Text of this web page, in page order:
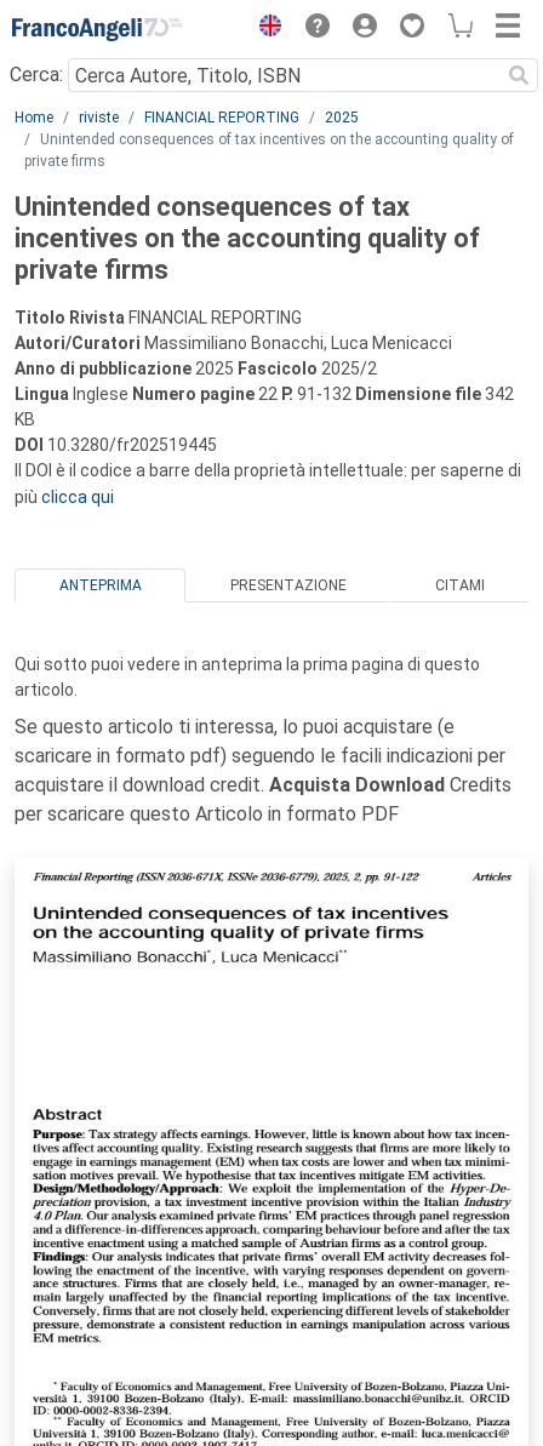
Menu
Cerca:
Main content
Home riviste FINANCIAL REPORTING
2025
Unintended consequences of tax incentives on the accounting quality of
private firms
Unintended consequences of tax
incentives on the accounting quality of
private firms
Titolo Rivista FINANCIAL REPORTING
Autori/Curatori Massimiliano Bonacchi, Luca Menicacci
Anno di pubblicazione 2025 Fascicolo 2025/2
Lingua Inglese Numero pagine 22 P. 91-132 Dimensione file 342
KB
DOI 10.3280/fr202519445
Il DOI è il codice a barre della proprietà intellettuale: per saperne di
più clicca qui
ANTEPRIMA PRESENTAZIONE CITAMI
Qui sotto puoi vedere in anteprima la prima pagina di questo
articolo.
Se questo articolo ti interessa, lo puoi acquistare (e
scaricare in formato pdf) seguendo le facili indicazioni per
acquistare il download credit. Acquista Download Credits
per scaricare questo Articolo in formato PDF